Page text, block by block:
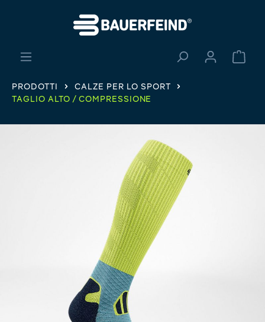
Il
PRODOTTI
CALZE PER LO SPORT
TAGLIO ALTO / COMPRESSIONE